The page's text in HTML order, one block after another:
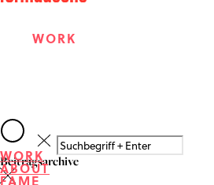
WORK
FAME
WORK
ABOUT
FAME
Beitragsarchive